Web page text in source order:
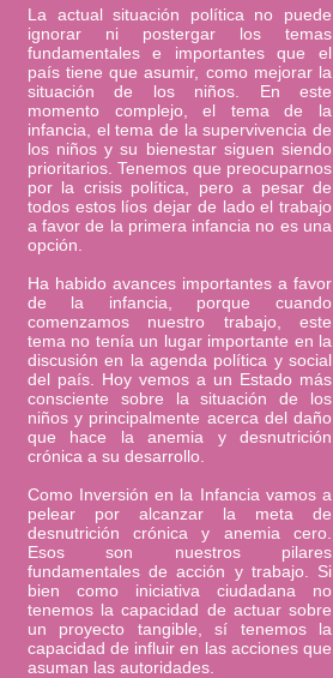
La actual situación política no puede
ignorar ni postergar los temas
fundamentales e importantes que el
país tiene que asumir, como mejorar la
situación de los niños. En este
momento complejo, el tema de la
infancia, el tema de la supervivencia de
los niños y su bienestar siguen siendo
prioritarios. Tenemos que preocuparnos
por la crisis política, pero a pesar de
todos estos líos dejar de lado el trabajo
a favor de la primera infancia no es una
opción.
Ha habido avances importantes a favor
de la infancia, porque cuando
comenzamos nuestro trabajo, este
tema no tenía un lugar importante en la
discusión en la agenda política y social
del país. Hoy vemos a un Estado más
consciente sobre la situación de los
niños y principalmente acerca del daño
que hace la anemia y desnutrición
crónica a su desarrollo.
Como Inversión en la Infancia vamos a
pelear por alcanzar la meta de
desnutrición crónica y anemia cero.
Esos son nuestros pilares
fundamentales de acción y trabajo. Si
bien como iniciativa ciudadana no
tenemos la capacidad de actuar sobre
un proyecto tangible, sí tenemos la
capacidad de influir en las acciones que
asuman las autoridades.